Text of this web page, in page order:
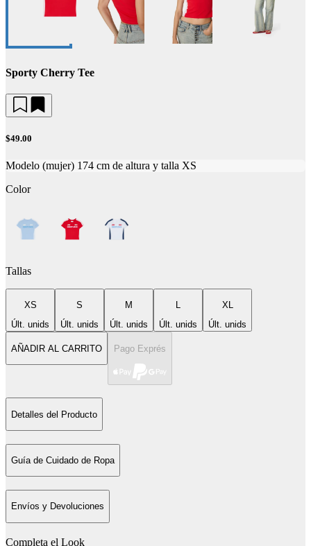
Sporty Cherry Tee
$49.00
Modelo (mujer) 174 cm de altura y talla XS
Color
Tallas
XS
Últ. unids
S
Últ. unids
M
Últ. unids
L
Últ. unids
XL
Últ. unids
AÑADIR AL CARRITO Pago Exprés
Detalles del Producto
Guía de Cuidado de Ropa
Envíos y Devoluciones
Completa el Look